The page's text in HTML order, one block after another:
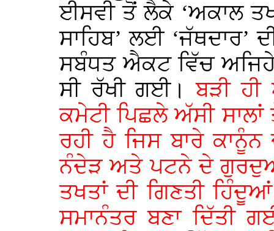
ਈਸਵੀ ਤੋਂ ਲੈਕੇ ‘ਅਕਾਲ
ਸਾਹਿਬ’ ਲਈ
ਸਬੰਧਤ ਐਕਟ ਵਿੱਚ ਅਜਿਹੇ
ਸੀ ਰੱਖੀ ਗਈ।ਬੜੀ
ਕਮੇਟੀ ਪਿਛਲੇ ਅੱਸੀ
ਰਹੀ ਹੈ ਜਿਸ ਬਾਰੇ
ਨੰਦੇੜ ਅਤੇ ਪਟਨੇ ਦੇ
ਤਖਤਾਂ ਦੀ ਗਿਣਤੀ
ਸਮਾਨੰਤਰ ਬਣਾ ਦਿੱਤੀ